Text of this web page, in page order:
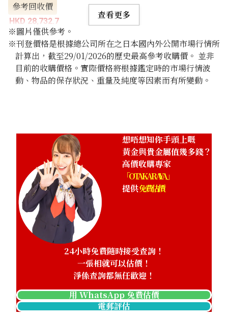
參考回收價
HKD 28,732.7
查看更多
※圖片僅供參考。
※刊登價格是根據總公司所在之日本國內外公開市場行情所
計算出，截至29/01/2026的歷史最高參考收購價。 並非
目前的收購價格。實際價格將根據鑑定時的市場行情波
動、物品的保存狀況、重量及純度等因素而有所變動。
想唔想知你手頭上嘅
黃金與貴金屬值幾多錢？
高價收購專家
「OTAKARAYA」
提供免費估價
24小時免費隨時接受查詢！
一張相就可以估價！
淨係查詢都無任歡迎！
用 WhatsApp 免費估價
電郵評估